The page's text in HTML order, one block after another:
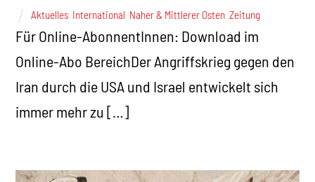
Aktuelles International Naher & Mittlerer Osten ,Zeitung
Für Online-AbonnentInnen: Download im
Online-Abo BereichDer Angriffskrieg gegen den
Iran durch die USA und Israel entwickelt sich
immer mehr zu […]